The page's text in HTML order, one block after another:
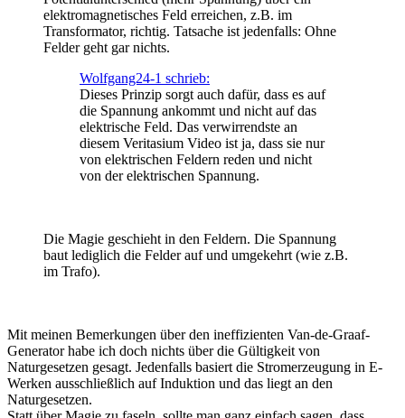
elektromagnetisches Feld erreichen, z.B. im
Transformator, richtig. Tatsache ist jedenfalls: Ohne
Felder geht gar nichts.
Wolfgang24-1 schrieb:
Dieses Prinzip sorgt auch dafür, dass es auf
die Spannung ankommt und nicht auf das
elektrische Feld. Das verwirrendste an
diesem Veritasium Video ist ja, dass sie nur
von elektrischen Feldern reden und nicht
von der elektrischen Spannung.
Die Magie geschieht in den Feldern. Die Spannung
baut lediglich die Felder auf und umgekehrt (wie z.B.
im Trafo).
Mit meinen Bemerkungen über den ineffizienten Van-de-Graaf-
Generator habe ich doch nichts über die Gültigkeit von
Naturgesetzen gesagt. Jedenfalls basiert die Stromerzeugung in E-
Werken ausschließlich auf Induktion und das liegt an den
Naturgesetzen.